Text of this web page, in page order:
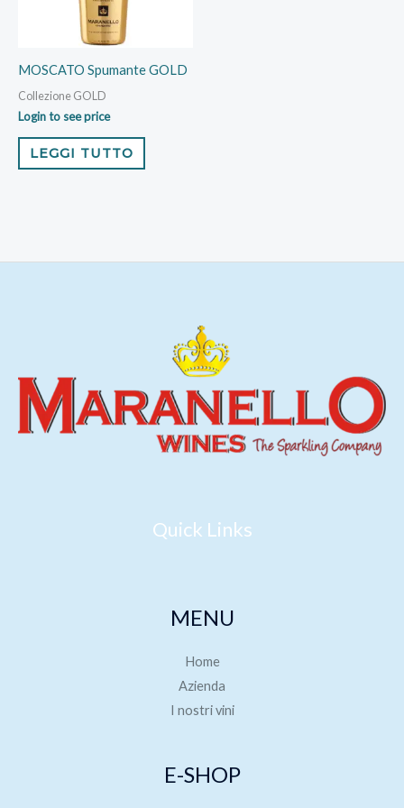
MOSCATO Spumante GOLD
Collezione GOLD
Login to see price
LEGGI TUTTO
Quick Links
MENU
Home
Azienda
I nostri vini
E-SHOP